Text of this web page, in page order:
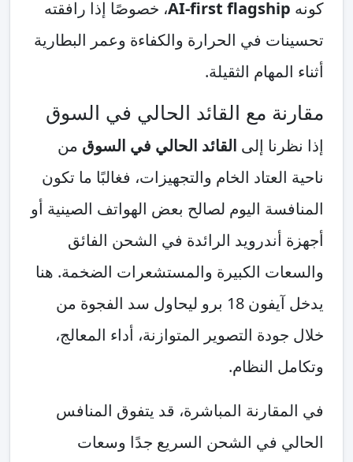
كونه AI-first flagship، خصوصًا إذا رافقته
تحسينات في الحرارة والكفاءة وعمر البطارية
أثناء المهام الثقيلة.
مقارنة مع القائد الحالي في السوق
إذا نظرنا إلى القائد الحالي في السوق من
ناحية العتاد الخام والتجهيزات، فغالبًا ما تكون
المنافسة اليوم لصالح بعض الهواتف الصينية أو
أجهزة أندرويد الرائدة في الشحن الفائق
والسعات الكبيرة والمستشعرات الضخمة. هنا
يدخل آيفون 18 برو ليحاول سد الفجوة من
خلال جودة التصوير المتوازنة، أداء المعالج،
وتكامل النظام.
في المقارنة المباشرة، قد يتفوق المنافس
الحالي في الشحن السريع جدًا وسعات